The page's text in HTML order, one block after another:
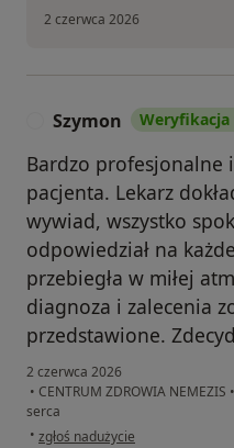
2 czerwca 2026
Szymon
Bardzo profesjonalne
pacjenta. Lekarz
wywiad, wszystko
odpowiedział na
przebiegła w miłej
diagnoza i zalecenia
przedstawione.
2 czerwca 2026
• CENTRUM ZDROWIA NEMEZIS •
serca
• w opinii użytkownika Szymon
zgłoś nadużycie